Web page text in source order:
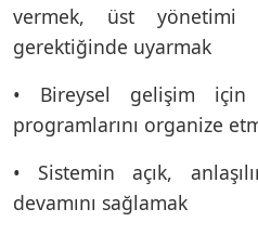
vermek, üst yönetimi
gerektiğinde uyarmak
• Bireysel gelişim
programlarını organize
• Sistemin açık,
devamını sağlamak